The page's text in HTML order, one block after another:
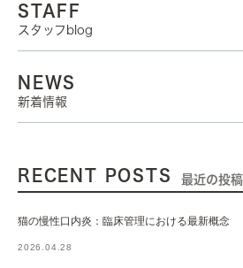
STAFF
スタッフblog
NEWS
新着情報
RECENT POSTS 最近の投稿
猫の慢性口内炎：臨床管理における最新概念
2026.04.28